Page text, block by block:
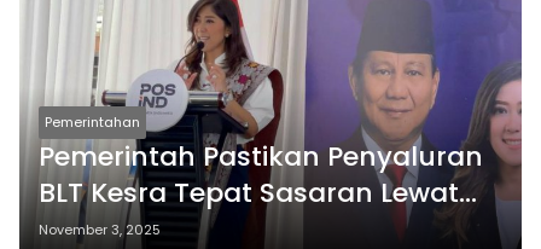
Pemerintahan
Pemerintah Pastikan Penyaluran
BLT Kesra Tepat Sasaran Lewat
Jaringan Kantor Pos
November 3, 2025